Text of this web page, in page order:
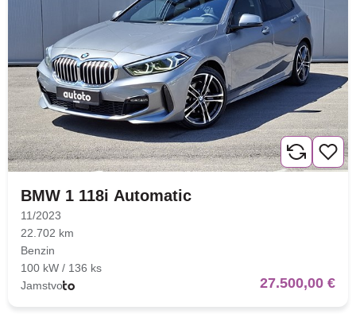
BMW 1 118i Automatic
11/2023
22.702 km
Benzin
100 kW / 136 ks
Jamstvo
27.500,00 €